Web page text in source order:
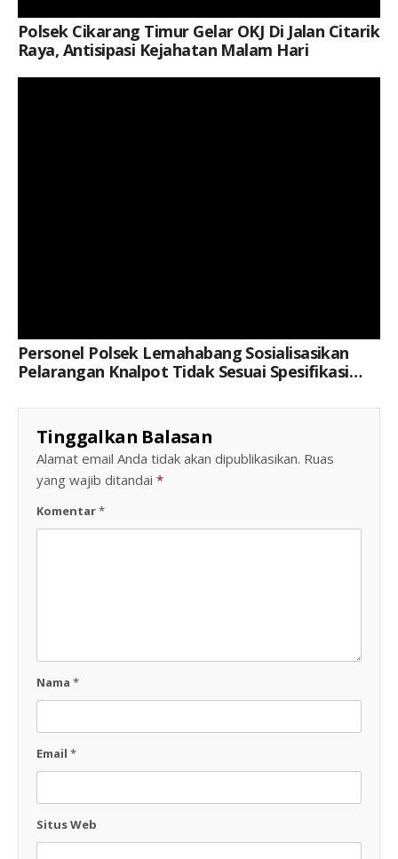
Polsek Cikarang Timur Gelar OKJ Di Jalan Citarik
Raya, Antisipasi Kejahatan Malam Hari
Keterangan Gambar: Aipda Yuli Roy, Saat Kegiatan
Personel Polsek Lemahabang Sosialisasikan
Pelarangan Knalpot Tidak Sesuai Spesifikasi
Tinggalkan Balasan
Alamat email Anda tidak akan dipublikasikan. Ruas
yang wajib ditandai *
Komentar*
Nama *
Email *
Situs Web